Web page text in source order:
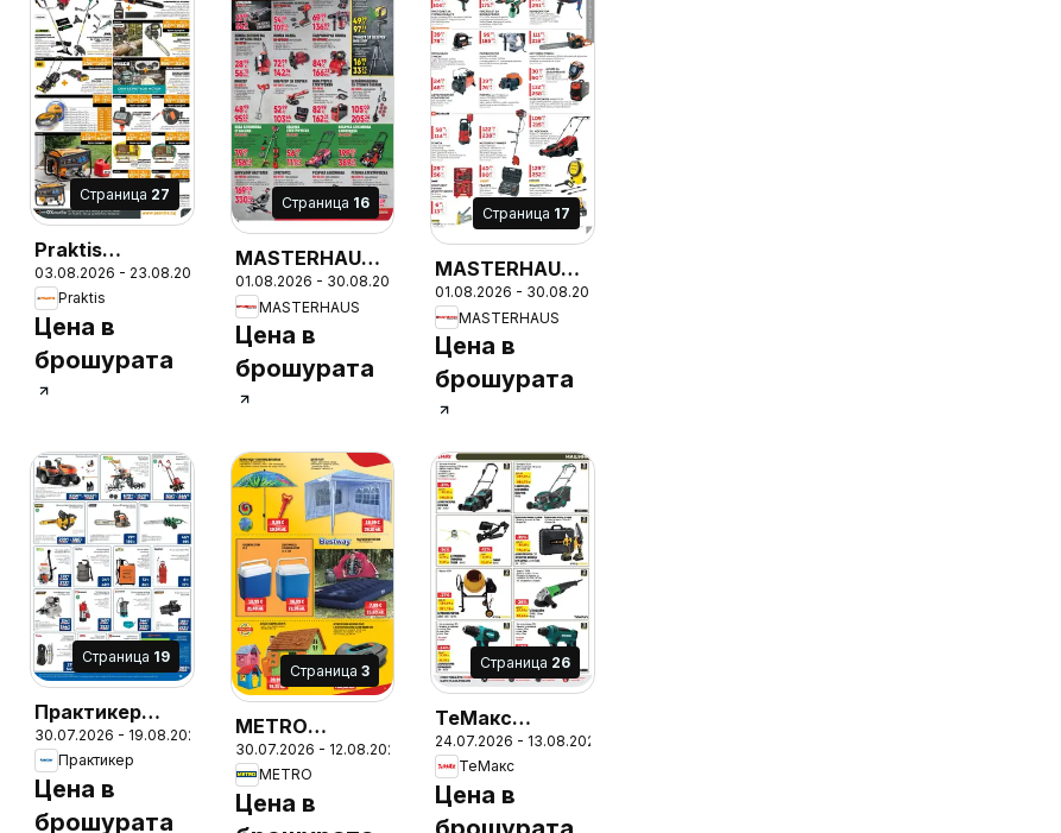
Cтраница 27
Praktis
брошура
03.08.2026 - 23.08.2026
Praktis
Цена в
брошурата
Cтраница 16
MASTERHAUS
брошура
01.08.2026 - 30.08.2026
MASTERHAUS
Цена в
брошурата
Cтраница 17
MASTERHAUS
брошура
01.08.2026 - 30.08.2026
MASTERHAUS
Цена в
брошурата
Cтраница 19
Практикер
брошура
30.07.2026 - 19.08.2026
Практикер
Цена в
брошурата
Cтраница3
METRO
брошура -
Уникални
оферти.
30.07.2026 - 12.08.2026
METRO
Цена в
Cтраница 26
ТеMакс
брошура
24.07.2026 - 13.08.2026
ТеMакс
Цена в